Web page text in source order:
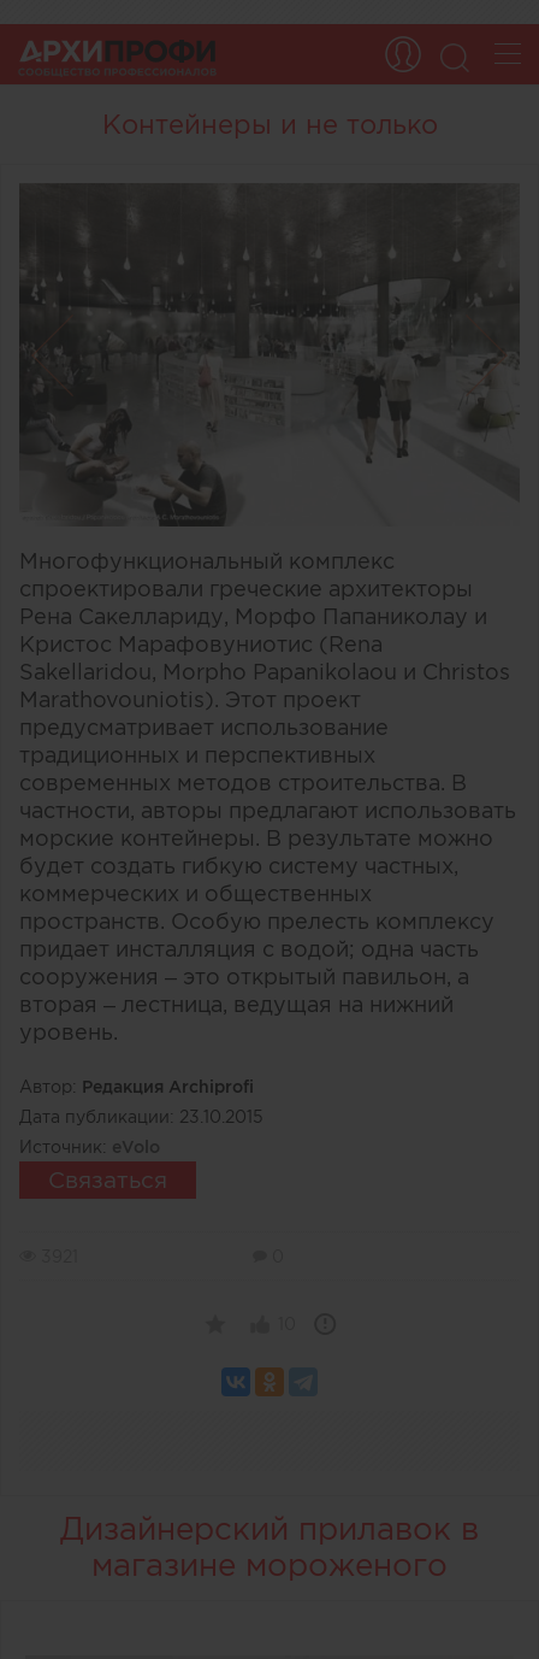
Контейнеры и не только
Многофункциональный комплекс
спроектировали греческие архитекторы
Рена Сакеллариду, Морфо Папаниколау и
Кристос Марафовуниотис (Rena
Sakellaridou, Morpho Papanikolaou и Christos
Marathovouniotis). Этот проект
предусматривает использование
традиционных и перспективных
современных методов строительства. В
частности, авторы предлагают использовать
морские контейнеры. В результате можно
будет создать гибкую систему частных,
коммерческих и общественных
пространств. Особую прелесть комплексу
придает инсталляция с водой; одна часть
сооружения – это открытый павильон, а
вторая – лестница, ведущая на нижний
уровень.
Автор: Редакция Archiprofi
Дата публикации: 23.10.2015
Источник: eVolo
Связаться
Дизайнерский прилавок в
магазине мороженого